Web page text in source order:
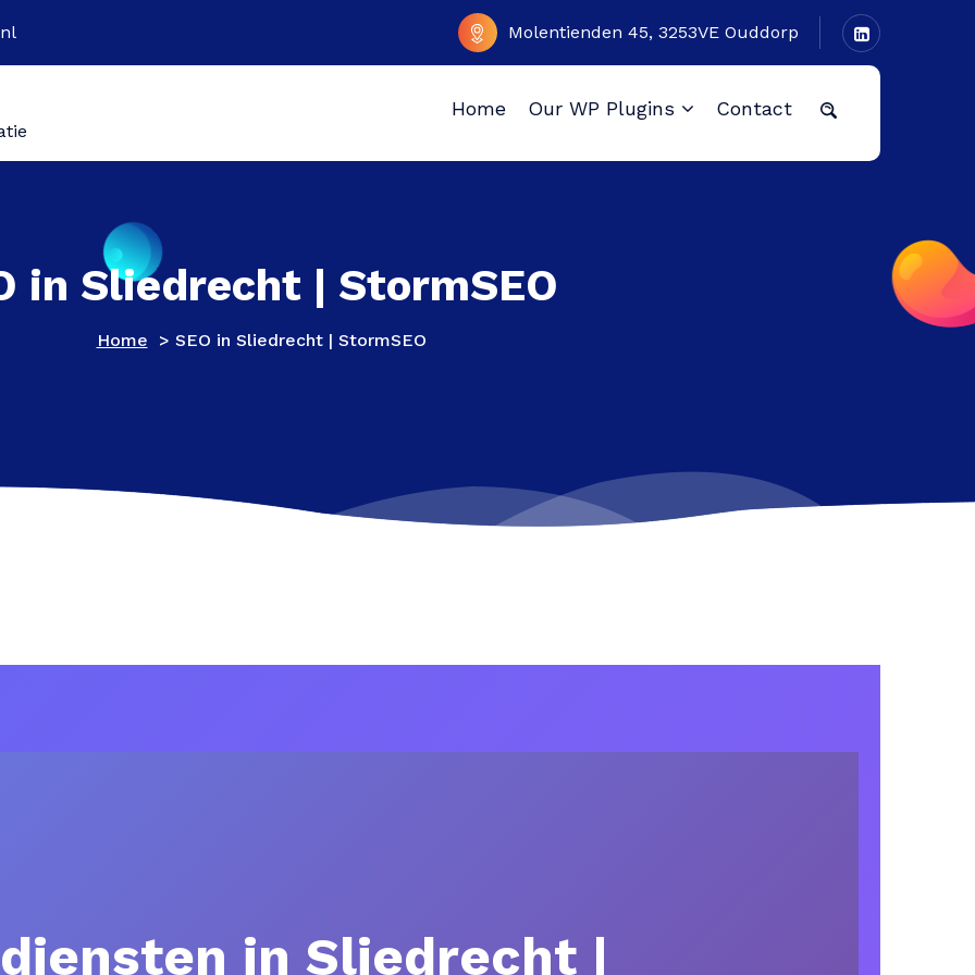
Molentienden 45, 3253VE Ouddorp
Home Our WP Plugins Contact
in Sliedrecht | StormSEO
Home > SEO in Sliedrecht | StormSEO
diensten in Sliedrecht |